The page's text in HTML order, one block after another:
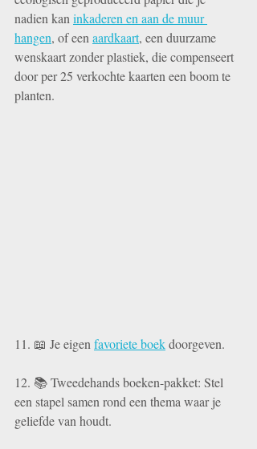
nadien kan inkaderen en aan de muur
hangen, of een aardkaart, een duurzame
wenskaart zonder plastiek, die compenseert
door per 25 verkochte kaarten een boom te
planten.
11. 📖 Je eigen favoriete boek doorgeven.
12. 📚 Tweedehands boeken-pakket: Stel
een stapel samen rond een thema waar je
geliefde van houdt.